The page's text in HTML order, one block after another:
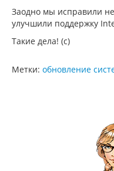
Заодно мы исправили
улучшили поддержку
Такие дела! (с)
Метки: обновление